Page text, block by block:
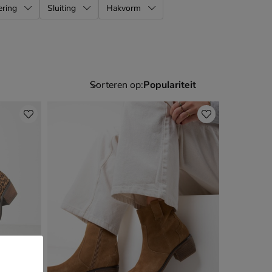
Sluiting
Hakvorm
Sorteren op: